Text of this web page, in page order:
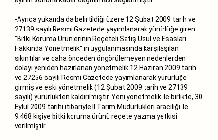
-Ayrıca yukarıda da belirtildiği üzere 12 Şubat 2009 tarih ve
27139 sayılı Resmi Gazetede yayımlanarak yürürlüğe giren
"Bitki Koruma Ürünlerinin Reçeteli Satış Usul ve Esasları
Hakkında Yönetmelik" in uygulanmasında karşılaşılan
sıkıntılar ve daha önceden öngörülemeyen nedenlerden
dolayı yeniden hazırlanan yönetmelik 12 Haziran 2009 tarih
ve 27256 sayılı Resmi Gazetede yayımlanarak yürürlüğe
girmiş ve eski yönetmelik (12 Şubat 2009 tarih ve 27139
sayılı) yürürlükten kaldırılmıştır. Yeni yönetmelik ile birlikte, 30
Eylül 2009 tarihi itibariyle İl Tarım Müdürlükleri aracılığı ile
9.468 kişiye bitki koruma ürünü reçete yazma yetkisi
verilmiştir.